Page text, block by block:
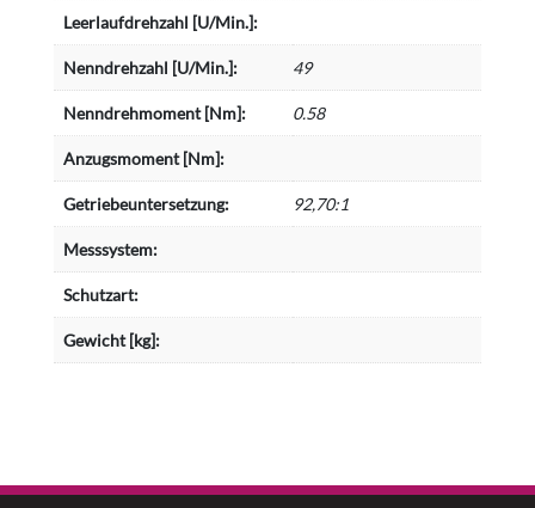
Leerlaufdrehzahl [U/Min.]:
Nenndrehzahl [U/Min.]: 49
Nenndrehmoment [Nm]: 0.58
Anzugsmoment [Nm]:
Getriebeuntersetzung: 92,70:1
Messsystem:
Schutzart:
Gewicht [kg]: